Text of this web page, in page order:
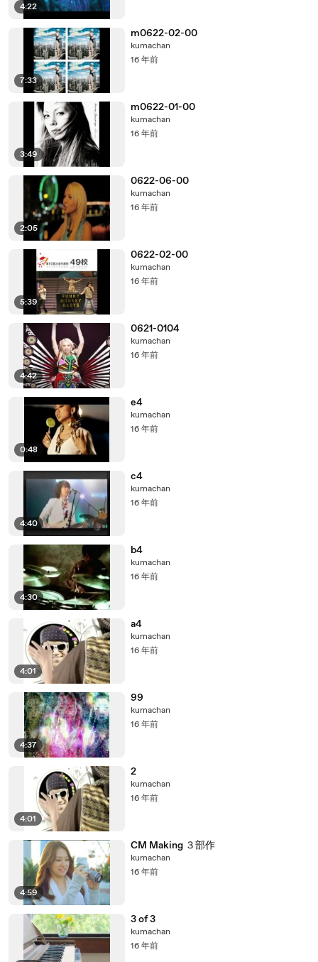
4:22
7:33
m0622-02-00
kumachan
16 年前
3:49
m0622-01-00
kumachan
16 年前
2:05
0622-06-00
kumachan
16 年前
5:39
0622-02-00
kumachan
16 年前
4:42
0621-0104
kumachan
16 年前
0:48
e4
kumachan
16 年前
4:40
c4
kumachan
16 年前
4:30
b4
kumachan
16 年前
4:01
a4
kumachan
16 年前
4:37
99
kumachan
16 年前
4:01
2
kumachan
16 年前
4:59
CM Making ３部作
kumachan
16 年前
3 of 3
kumachan
16 年前